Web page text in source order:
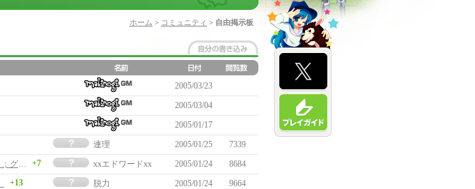
ホーム > コミュニティ > 自由掲示板
2005/03/23
2005/03/04
2005/01/17
連理 2005/01/25
7339
エドです。皆様ご指導ありがとうございます＾＾；グラボについて②
+7 xxエドワードxx 2005/01/24
8684
+13 脱力 2005/01/24
9664